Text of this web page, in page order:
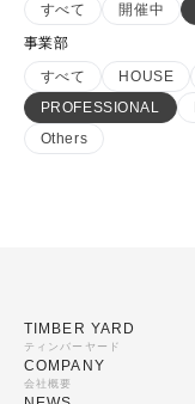
すべて
開催中
事業部
すべて
HOUSE
PROFESSIONAL
Others
TIMBER YARD
ティンバーヤード
COMPANY
会社概要